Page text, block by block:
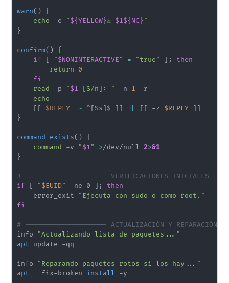
warn( )
{
echo -e "${YELLOW}⚠️ $1${NC}"
}
confirm( )
{
if
[ "$NONINTERACTIVE" = "true" ] ;
then
return
0
fi
read -p "$1 [S/n]: " -n 1 -r
echo
[ [ $REPLY =~ ^ [Ss] $ ] ] [ [ -z $REPLY ] ]
}
command_exists( )
{
command -v "$1" >/dev/null 2>&1
}
# -------------------- VERIFICACIONES
if
[ "$EUID" -ne 0 ] ;
then
    error_exit
"Ejecuta con sudo o como root."
fi
# -------------------- ACTUALIZACIÓN Y
info "Actualizando lista de paquetes..."
apt update -qq
info "Reparando paquetes rotos si los hay..."
apt --fix-broken install -y